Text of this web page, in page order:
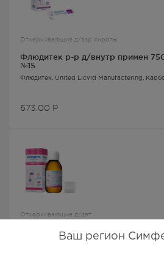
Ваш регион
Отхаркивающие д/взр сиропы
Флюдитек р-р д/внутр примен
№15
Флюдитек , United Licvid Manufactering,
673.00 Р
Отхаркивающие д/дет
Флюдитек сироп 2% фл 125мл